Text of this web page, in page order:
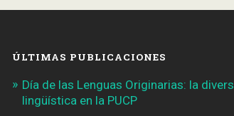
ÚLTIMAS PUBLICACIONES
Día de las Lenguas Originarias: la
lingüística en la PUCP